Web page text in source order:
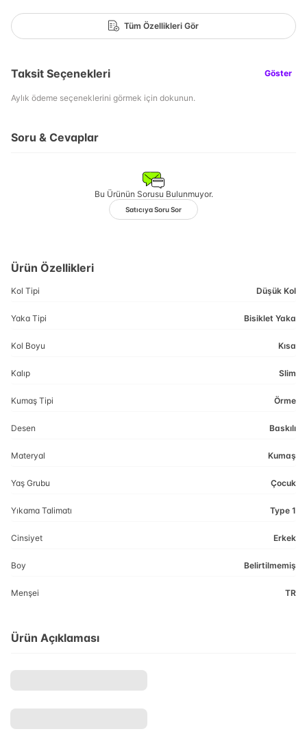
Tüm Özellikleri Gör
Taksit Seçenekleri Göster
Aylık ödeme seçeneklerini görmek için dokunun.
Soru & Cevaplar
Bu Ürünün Sorusu Bulunmuyor.
Satıcıya Soru Sor
Ürün Özellikleri
Kol Tipi Düşük Kol
Yaka Tipi Bisiklet Yaka
Kol Boyu Kısa
Kalıp Slim
Kumaş Tipi Örme
Desen Baskılı
Materyal Kumaş
Yaş Grubu Çocuk
Yıkama Talimatı Type 1
Cinsiyet Erkek
Boy Belirtilmemiş
Menşei TR
Ürün Açıklaması